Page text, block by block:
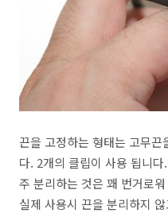
끈을 고정하는 형태는 고무끈
다. 2개의 클립이 사용 됩니
주 분리하는 것은 꽤 번거로
실제 사용시 끈을 분리하지